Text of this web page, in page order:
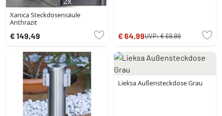
Xanica Steckdosensäule
Anthrazit
€ 149,49 € 64,99UVP:€ 69,99
Lieksa Außensteckdose Grau